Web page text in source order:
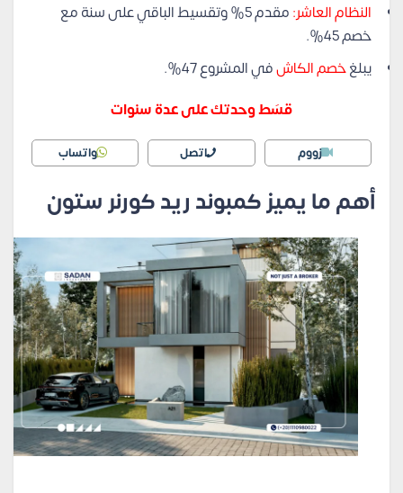
النظام العاشر:
مقدم 5% وتقسيط الباقي على سنة مع
خصم 45%.
يبلغخصم الكاشفي المشروع 47%.
قسَط وحدتك على عدة سنوات
زووم اتصل واتساب
أهم ما يميز كمبوند ريد كورنر ستون